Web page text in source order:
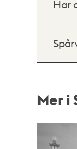
Har
Mer i
poster